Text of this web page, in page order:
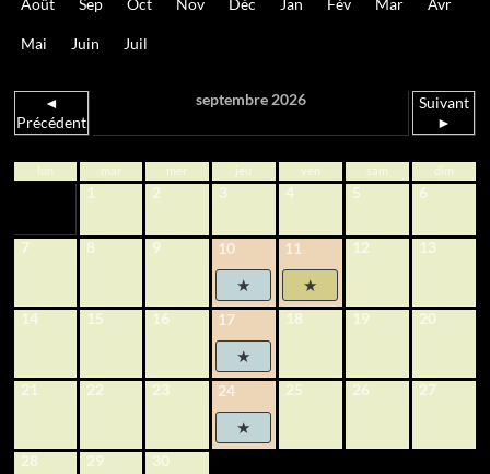
Août Sep Oct Nov Déc Jan Fév Mar Avr
Mai Juin Juil
◄
Précédent
septembre 2026
Suivant
►
lun mar mer jeu ven sam dim
1 2 3 4 5 6
7 8 9 10 11 12 13
14 15 16 17 18 19 20
21 22 23 24 25 26 27
28 29 30